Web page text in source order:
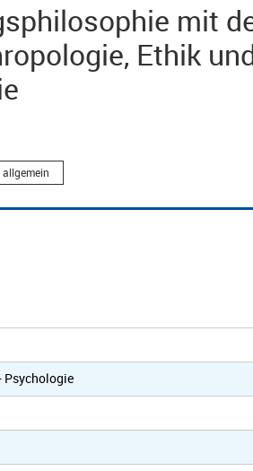
mit
Ethik
Psychologie